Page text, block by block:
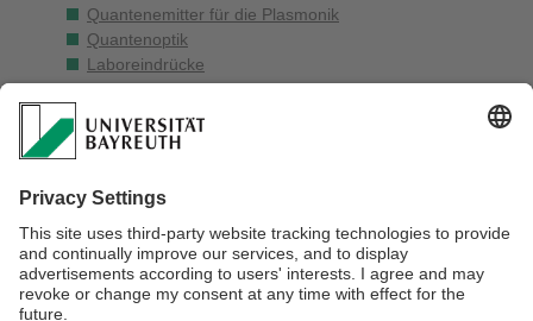
Quantenemitter für die Plasmonik
Quantenoptik
Laboreindrücke
PrintedLabs
Publikationen
Vorlesungsskripte
Offene Stellen
Kontakt